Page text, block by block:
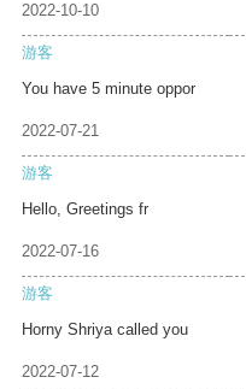
2022-10-10
游客
You have 5 minute oppor
2022-07-21
游客
Hello, Greetings fr
2022-07-16
游客
Horny Shriya called you
2022-07-12